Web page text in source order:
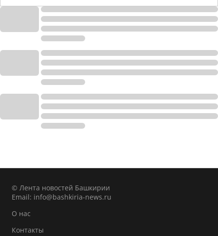
© Лента новостей Башкирии
Email: info@bashkiria-news.ru
О нас
Контакты